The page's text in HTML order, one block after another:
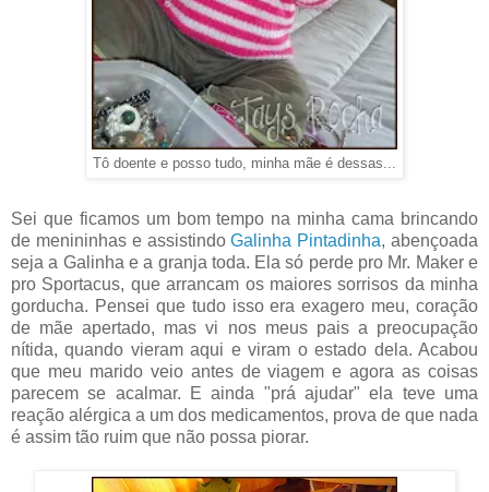
Tô doente e posso tudo, minha mãe é dessas...
Sei que ficamos um bom tempo na minha cama brincando
de menininhas e assistindoGalinha Pintadinha, abençoada
seja a Galinha e a granja toda. Ela só perde pro Mr. Maker e
pro Sportacus, que arrancam os maiores sorrisos da minha
gorducha. Pensei que tudo isso era exagero meu, coração
de mãe apertado, mas vi nos meus pais a preocupação
nítida, quando vieram aqui e viram o estado dela. Acabou
que meu marido veio antes de viagem e agora as coisas
parecem se acalmar. E ainda "prá ajudar" ela teve uma
reação alérgica a um dos medicamentos, prova de que nada
é assim tão ruim que não possa piorar.